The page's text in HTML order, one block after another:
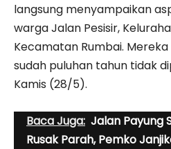
langsung menyampaikan
warga Jalan Pesisir,
Kecamatan Rumbai.
sudah puluhan tahun tidak
Kamis (28/5).
Baca Juga: Jalan Payung
Rusak Parah, Pemko